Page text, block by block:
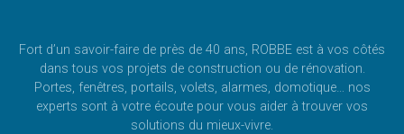
Fort d’un savoir-faire de près de 40 ans, ROBBE est à vos côtés
dans tous vos projets de construction ou de rénovation.
Portes, fenêtres, portails, volets, alarmes, domotique… nos
experts sont à votre écoute pour vous aider à trouver vos
solutions du mieux-vivre.